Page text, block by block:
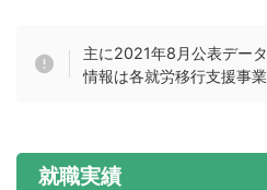
主に2021年8月公表デー
情報は各就労移行支援事
就職実績